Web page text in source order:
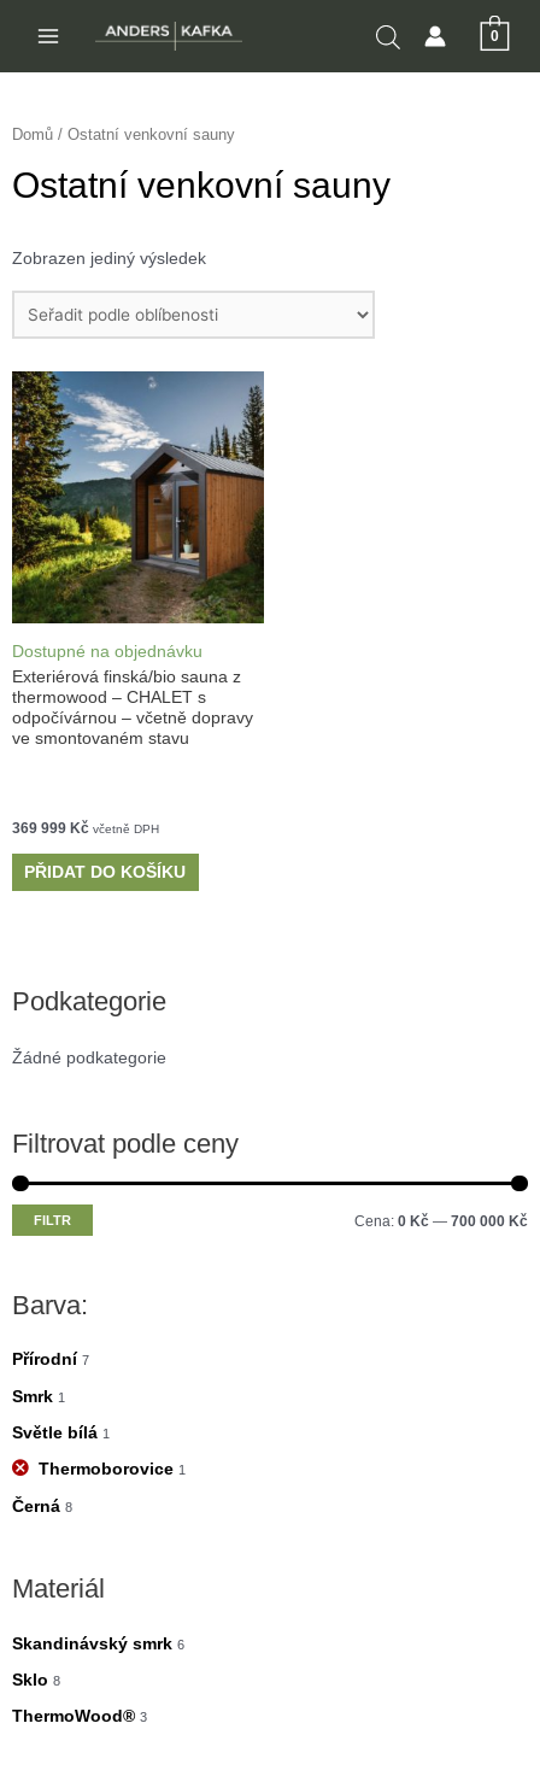
obsah
0
Podkategorie
Žádné podkategorie
Filtrovat podle ceny
MM
FILTR Cena: 0 Kč — 700 000 Kč
Barva:
Přírodní 7
Smrk 1
Světle bílá 1
Thermoborovice 1
Černá 8
Materiál
Skandinávský smrk 6
Sklo 8
ThermoWood® 3
Domů / Ostatní venkovní sauny
Ostatní venkovní sauny
Zobrazen jediný výsledek
Dostupné na objednávku
Exteriérová finská/bio sauna z
thermowood – CHALET s
odpočívárnou – včetně dopravy
ve smontovaném stavu
369 999 Kč včetně DPH
PŘIDAT DO KOŠÍKU